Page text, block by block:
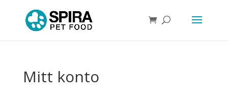
Mitt konto